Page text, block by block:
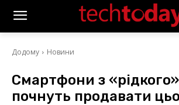
Додому Новини
Смартфони з
почнуть продавати